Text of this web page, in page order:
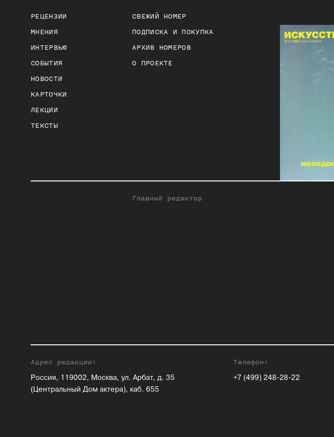
РЕЦЕНЗИИ
МНЕНИЯ
ИНТЕРВЬЮ
СОБЫТИЯ
НОВОСТИ
КАРТОЧКИ
ЛЕКЦИИ
ТЕКСТЫ
СВЕЖИЙ НОМЕР
ПОДПИСКА И ПОКУПКА
АРХИВ НОМЕРОВ
О ПРОЕКТЕ
Главный редактор
Адрес редакции:
Россия, 119002, Москва, ул. Арбат, д. 35
(Центральный Дом актера), каб. 655
Телефон:
+7 (499) 248-28-22